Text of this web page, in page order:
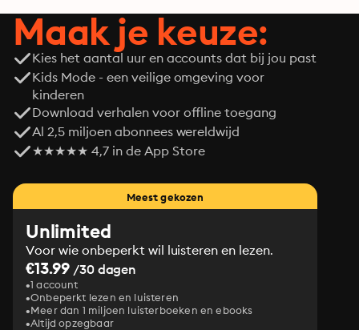
Maak je keuze:
Kies het aantal uur en accounts dat bij jou past
Kids Mode - een veilige omgeving voor
kinderen
Download verhalen voor offline toegang
Al 2,5 miljoen abonnees wereldwijd
★★★★★ 4,7 in de App Store
Meest gekozen
Unlimited
Voor wie onbeperkt wil luisteren en lezen.
€13.99 /30 dagen
1 account
Onbeperkt lezen en luisteren
Meer dan 1 miljoen luisterboeken en ebooks
Altijd opzegbaar